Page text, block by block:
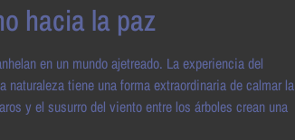
hacia la paz
en un mundo ajetreado. La experiencia del
tiene una forma extraordinaria de calmar la
y el susurro del viento entre los árboles crean una